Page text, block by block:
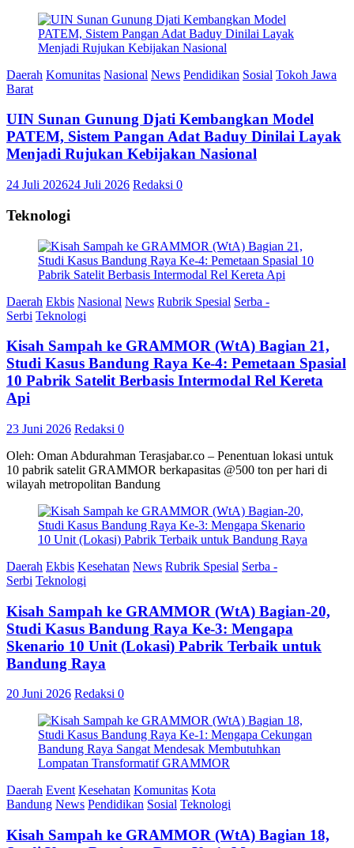
Daerah Komunitas Nasional News Pendidikan Sosial Tokoh Jawa
Barat
UIN Sunan Gunung Djati Kembangkan Model
PATEM, Sistem Pangan Adat Baduy Dinilai Layak
Menjadi Rujukan Kebijakan Nasional
24 Juli 202624 Juli 2026 Redaksi 0
Teknologi
Daerah Ekbis Nasional News Rubrik Spesial Serba -
Serbi Teknologi
Kisah Sampah ke GRAMMOR (WtA) Bagian 21,
Studi Kasus Bandung Raya Ke-4: Pemetaan Spasial
10 Pabrik Satelit Berbasis Intermodal Rel Kereta
Api
23 Juni 2026 Redaksi 0
Oleh: Oman Abdurahman Terasjabar.co – Penentuan lokasi untuk
10 pabrik satelit GRAMMOR berkapasitas @500 ton per hari di
wilayah metropolitan Bandung
Daerah Ekbis Kesehatan News Rubrik Spesial Serba -
Serbi Teknologi
Kisah Sampah ke GRAMMOR (WtA) Bagian-20,
Studi Kasus Bandung Raya Ke-3: Mengapa
Skenario 10 Unit (Lokasi) Pabrik Terbaik untuk
Bandung Raya
20 Juni 2026 Redaksi 0
Daerah Event Kesehatan Komunitas Kota
Bandung News Pendidikan Sosial Teknologi
Kisah Sampah ke GRAMMOR (WtA) Bagian 18,